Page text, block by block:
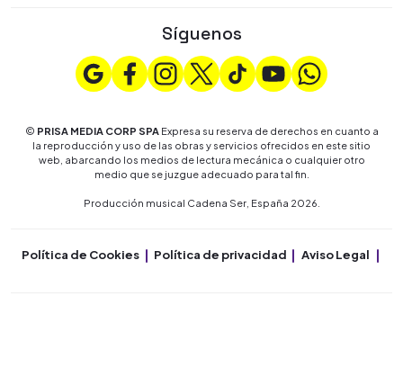
Síguenos
© PRISA MEDIA CORP SPAExpresa su reserva de derechos en cuanto a
la reproducción y uso de las obras y servicios ofrecidos en este sitio
web, abarcando los medios de lectura mecánica o cualquier otro
medio que se juzgue adecuado para tal fin.
Producción musical Cadena Ser, España 2026.
Política de Cookies Política de privacidad Aviso Legal